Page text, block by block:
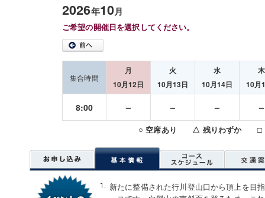
2026年10月
ご希望の開催日を選択してください。
集合時間
月
10月12日
火
10月13日
水
10月14日
木
10月
8:00 － － －
○ 空席あり △ 残りわずか □
新たに整備された行川登山口から頂上を目